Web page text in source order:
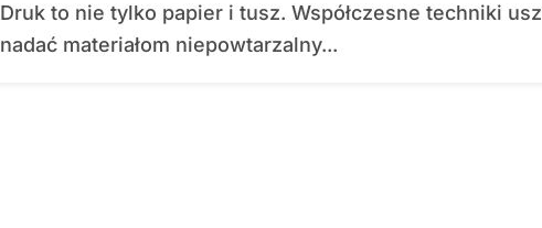
Druk to nie tylko papier i tusz. Współczesne techniki uszlachetniania druku pozwalają
nadać materiałom niepowtarzalny...